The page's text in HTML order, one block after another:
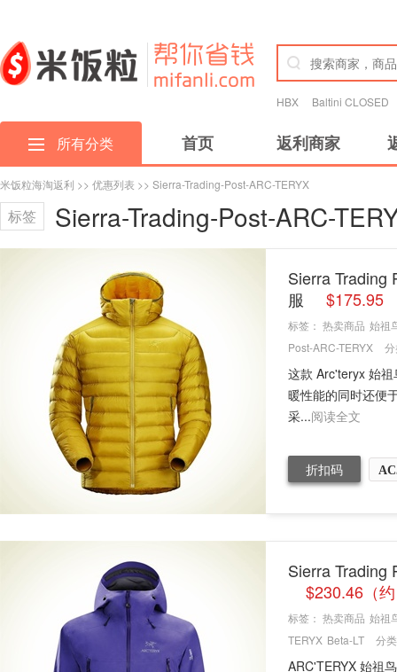
HBX Baltini CLOSED
所有分类 首页 返利商家
米饭粒海淘返利 >> 优惠列表 >> Sierra-Trading-Post-ARC-TERYX
标签 Sierra-Trading-Post-ARC-
Sierra Trading
服
$175.95
标签： 热卖商品 始祖
Post-ARC-TERYX
这款 Arc'teryx 始
暖性能的同时还便
采...阅读全文
折扣码
Sierra Trading
$230.46（
标签： 热卖商品 始祖
TERYX Beta-LT 分
ARC'TERYX 始祖